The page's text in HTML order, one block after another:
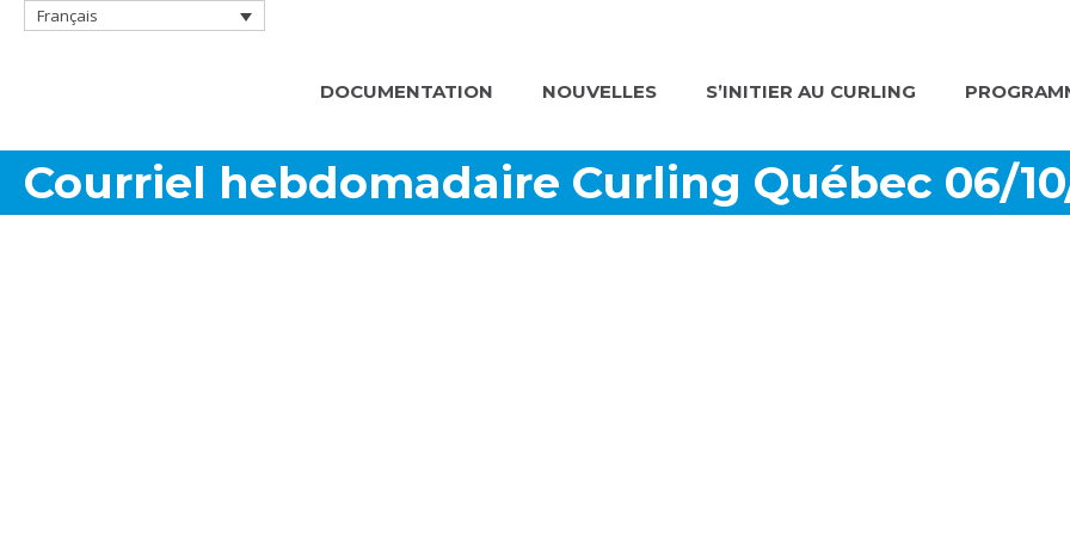
Français
DOCUMENTATION NOUVELLES S’INITIER AU CURLING
Courriel hebdomadaire Curling Québec 06/